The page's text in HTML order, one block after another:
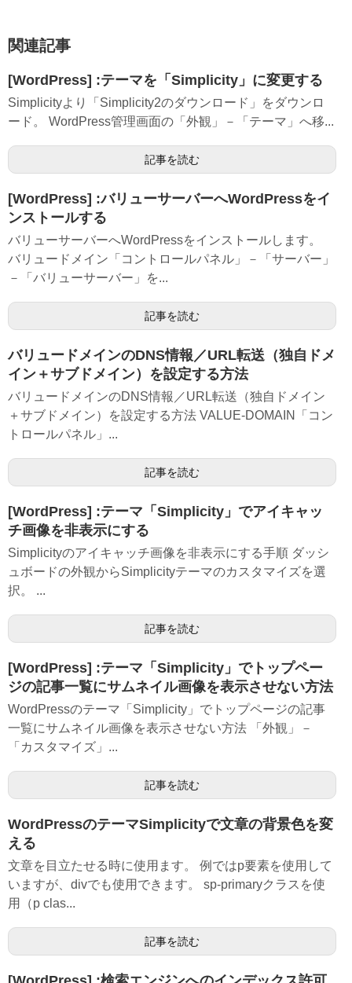
関連記事
[WordPress] :テーマを「Simplicity」に変更する
Simplicityより「Simplicity2のダウンロード」をダウンロ
ード。 WordPress管理画面の「外観」－「テーマ」へ移...
記事を読む
[WordPress] :バリューサーバーへWordPressをイ
ンストールする
バリューサーバーへWordPressをインストールします。
バリュードメイン「コントロールパネル」－「サーバー」
－「バリューサーバー」を...
記事を読む
バリュードメインのDNS情報／URL転送（独自ドメ
イン＋サブドメイン）を設定する方法
バリュードメインのDNS情報／URL転送（独自ドメイン
＋サブドメイン）を設定する方法 VALUE-DOMAIN「コン
トロールパネル」...
記事を読む
[WordPress] :テーマ「Simplicity」でアイキャッ
チ画像を非表示にする
Simplicityのアイキャッチ画像を非表示にする手順 ダッシ
ュボードの外観からSimplicityテーマのカスタマイズを選
択。 ...
記事を読む
[WordPress] :テーマ「Simplicity」でトップペー
ジの記事一覧にサムネイル画像を表示させない方法
WordPressのテーマ「Simplicity」でトップページの記事
一覧にサムネイル画像を表示させない方法 「外観」－
「カスタマイズ」...
記事を読む
WordPressのテーマSimplicityで文章の背景色を変
える
文章を目立たせる時に使用ます。 例ではp要素を使用して
いますが、divでも使用できます。 sp-primaryクラスを使
用（p clas...
記事を読む